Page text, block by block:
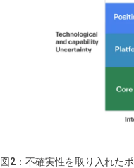
図2：不確実性を取り入れた